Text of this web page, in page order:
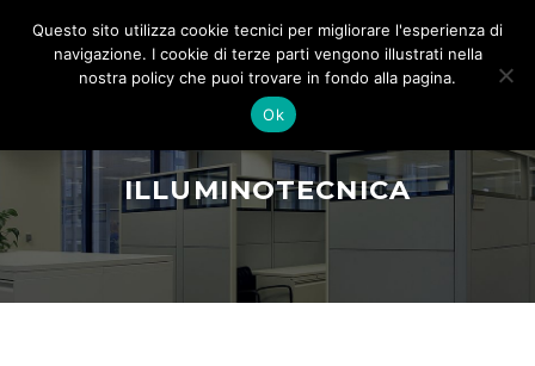
ILLUMINOTECNICA
Questo sito utilizza cookie tecnici per migliorare l'esperienza di
navigazione. I cookie di terze parti vengono illustrati nella
nostra policy che puoi trovare in fondo alla pagina.
Ok